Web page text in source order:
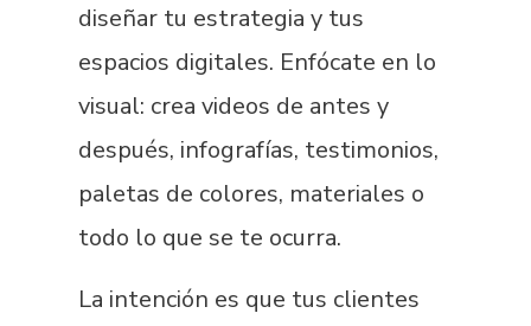
diseñar tu estrategia y tus
espacios digitales. Enfócate en lo
visual: crea videos de antes y
después, infografías, testimonios,
paletas de colores, materiales o
todo lo que se te ocurra.
La intención es que tus clientes